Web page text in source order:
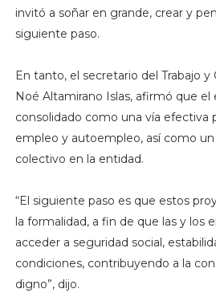
invitó a soñar en grande, crear y
siguiente paso.
En tanto, el secretario del Trabajo
Noé Altamirano Islas, afirmó que
consolidado como una vía efectiva
empleo y autoempleo, así como
colectivo en la entidad.
“El siguiente paso es que estos
la formalidad, a fin de que las y los
acceder a seguridad social,
condiciones, contribuyendo a la
digno”, dijo.